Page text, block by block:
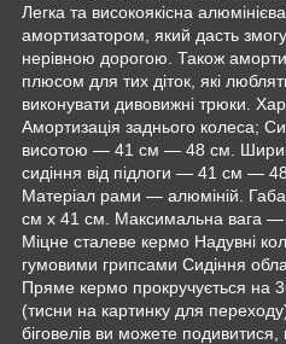
Легка та високоякісна
амортизатором, який дасть
нерівною дорогою. Також
плюсом для тих діток, які
виконувати дивовижні трюки.
Амортизація заднього колеса;
висотою — 41 см — 48 см.
сидіння від підлоги — 41 см —
Матеріал рами — алюміній.
см х 41 см. Максимальна вага —
Міцне сталеве кермо Надувні
гумовими грипсами Сидіння
Пряме кермо прокручується на
(тисни на картинку для
біговелів ви можете